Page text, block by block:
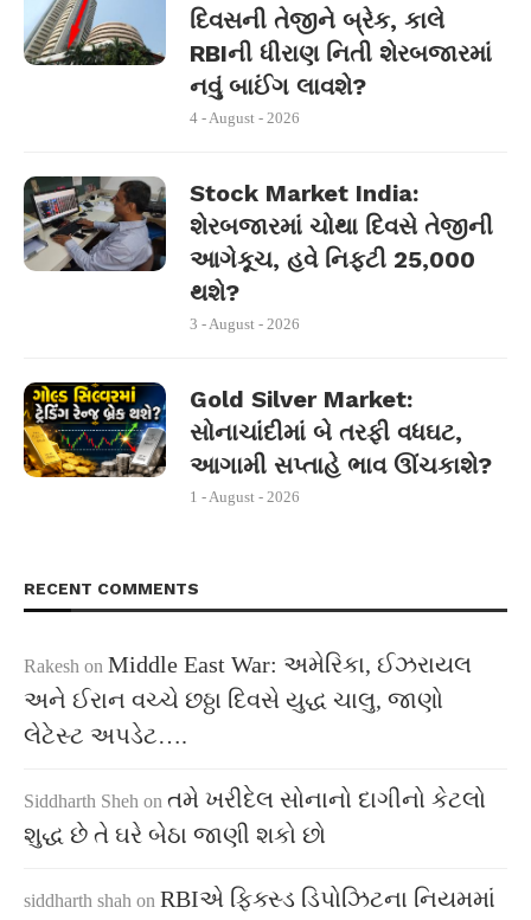
દિવસની તેજીને બ્રેક, કાલે
RBIની ધીરાણ નિતી શેરબજારમાં
નવું બાઈંગ લાવશે?
4 - August - 2026
Stock Market India:
શેરબજારમાં ચોથા દિવસે તેજીની
આગેકૂચ, હવે નિફ્ટી 25,000
થશે?
3 - August - 2026
Gold Silver Market:
સોનાચાંદીમાં બે તરફી વધઘટ,
આગામી સપ્તાહે ભાવ ઊંચકાશે?
1 - August - 2026
RECENT COMMENTS
Rakesh on Middle East War: અમેરિકા, ઈઝરાયલ
અને ઈરાન વચ્ચે છઠ્ઠા દિવસે યુદ્ધ ચાલુ, જાણો
લેટેસ્ટ અપડેટ….
Siddharth Sheh on તમે ખરીદેલ સોનાનો દાગીનો કેટલો
શુદ્ધ છે તે ઘરે બેઠા જાણી શકો છો
siddharth shah on RBIએ ફિક્સ્ડ ડિપોઝિટના નિયમમાં